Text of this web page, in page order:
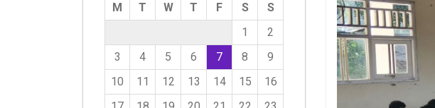
M T W T F S
S
1
2
3
4 5 6 7 8
9
10
11 12 13 14 15
16